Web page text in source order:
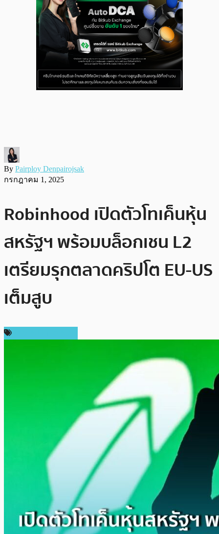
By Pairploy Denpairojsak
กรกฎาคม 1, 2025
Robinhood เปิดตัวโทเค็นหุ้น
สหรัฐฯ พร้อมบล็อกเชน L2
เตรียมรุกตลาดคริปโต EU-US
เต็มสูบ